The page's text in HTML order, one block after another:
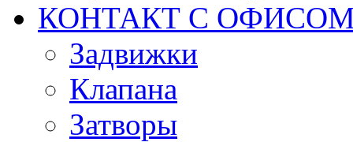
КОНТАКТ С ОФИСОМ
Задвижки
Клапана
Затворы